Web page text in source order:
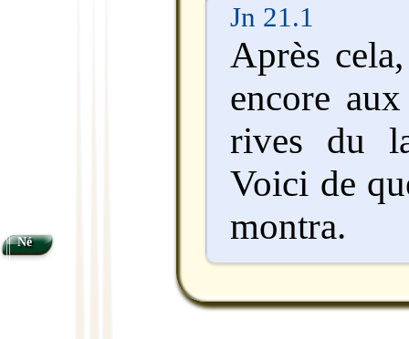
Jn 21.1
Après
encore
rives du
Voici de
montra.
Né